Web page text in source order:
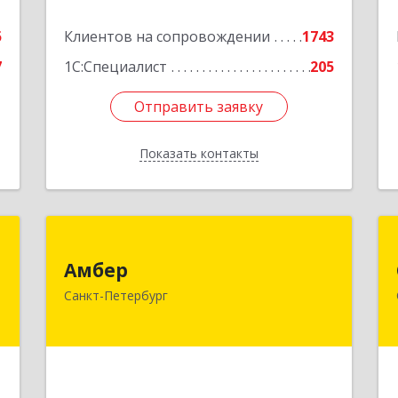
Клиентов на сопровождении
1743
1С:Специалист
205
Отправить заявку
Показать контакты
Подробнее
Отправить заявку
Назад
Амбер
Санкт-Петербург
191119, Санкт-Петербург г, Правды
Подробнее